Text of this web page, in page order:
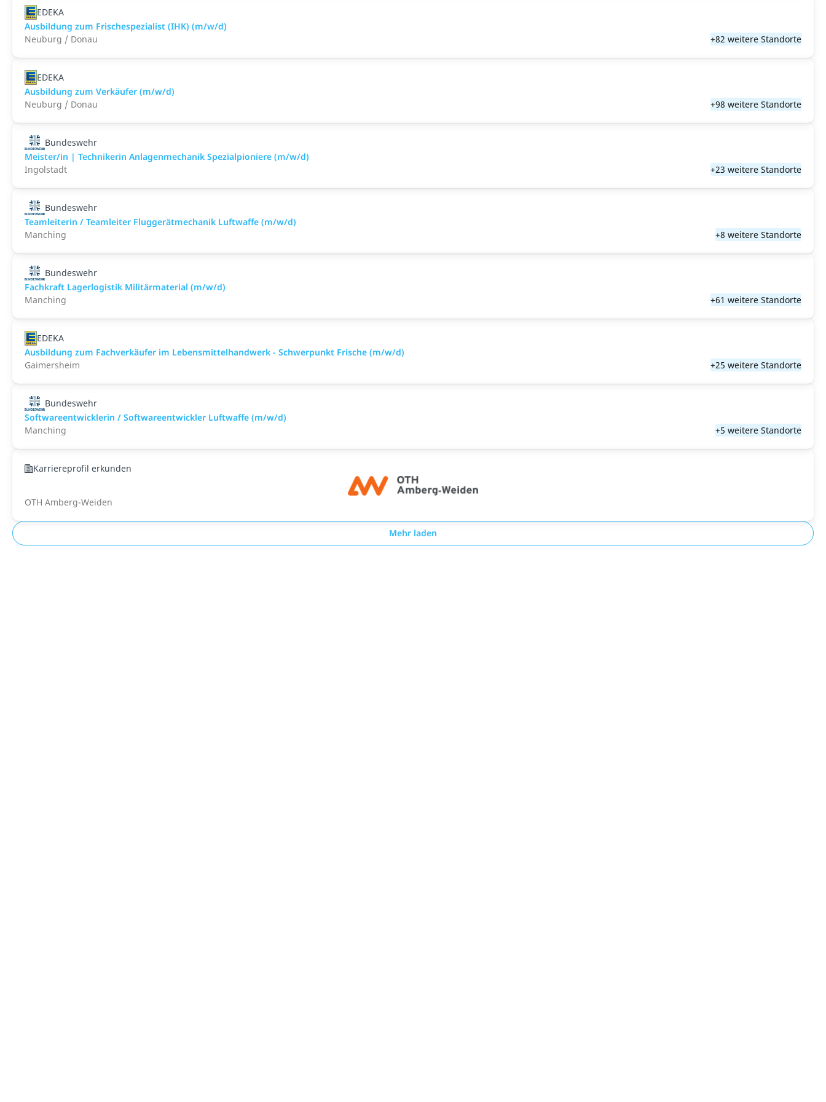
EDEKA
Ausbildung zum Frischespezialist (IHK) (m/w/d)
Neuburg / Donau
+82 weitere Standorte
EDEKA
Ausbildung zum Verkäufer (m/w/d)
Neuburg / Donau
+98 weitere Standorte
Bundeswehr
Meister/in | Technikerin Anlagenmechanik Spezialpioniere (m/w/d)
Ingolstadt
+23 weitere Standorte
Bundeswehr
Teamleiterin / Teamleiter Fluggerätmechanik Luftwaffe (m/w/d)
Manching
+8 weitere Standorte
Bundeswehr
Fachkraft Lagerlogistik Militärmaterial (m/w/d)
Manching
+61 weitere Standorte
EDEKA
Ausbildung zum Fachverkäufer im Lebensmittelhandwerk - Schwerpunkt Frische (m/w/d)
Gaimersheim
+25 weitere Standorte
Bundeswehr
Softwareentwicklerin / Softwareentwickler Luftwaffe (m/w/d)
Manching
+5 weitere Standorte
Karriereprofil erkunden
OTH Amberg-Weiden
Mehr laden